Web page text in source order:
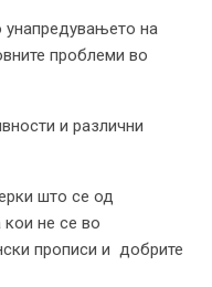
на
проблеми во
и различни
што се од
кои не се во
прописи и добрите